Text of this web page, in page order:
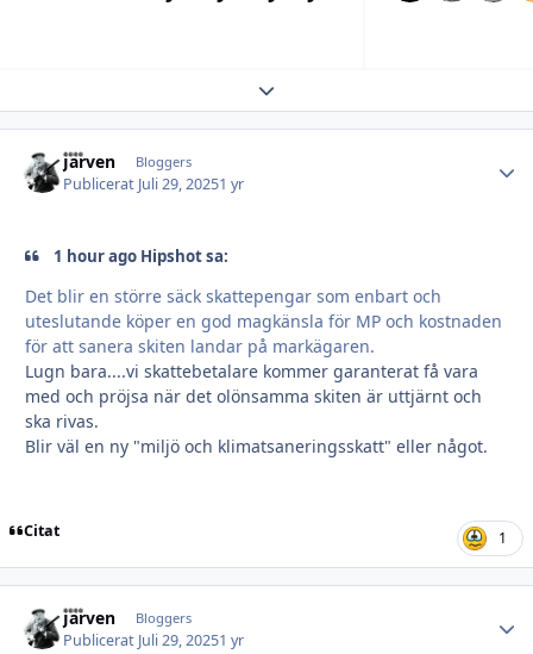
Expand topic overview
Järven Bloggers
Publicerat Juli 29, 20251 yr
1 hour ago Hipshot sa:
Det blir en större säck skattepengar som enbart och
uteslutande köper en god magkänsla för MP och kostnaden
för att sanera skiten landar på markägaren.
Lugn bara....vi skattebetalare kommer garanterat få vara
med och pröjsa när det olönsamma skiten är uttjärnt och
ska rivas.
Blir väl en ny "miljö och klimatsaneringsskatt" eller något.
Citat 1
Järven Bloggers
Publicerat Juli 29, 20251 yr